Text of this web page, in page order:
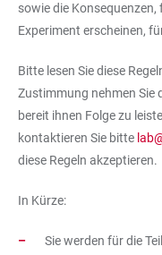
sowie die
Experiment erscheinen,
Bitte lesen Sie diese
Zustimmung nehmen Sie
bereit ihnen Folge zu
kontaktieren Sie bitte
diese Regeln akzeptieren.
In Kürze:
Sie werden für die